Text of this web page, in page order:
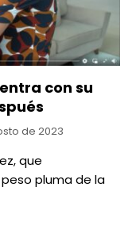
con su
de 2023
que
pluma de la